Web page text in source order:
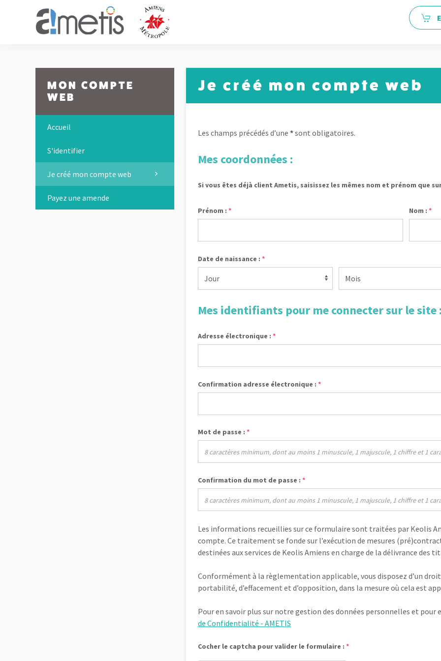
Je créé mon compte web
Les champs précédés d’une *sont obligatoires.
Mes coordonnées :
Si vous êtes déjà client Ametis, saisissez les mêmes nom et prénom que
Prénom : * Nom : *
Date de naissance : *
Mes identifiants pour me connecter sur le site
Adresse électronique : *
Confirmation adresse électronique : *
Mot de passe : *
Confirmation du mot de passe : *
Les informations recueillies sur ce formulaire sont traitées par Keolis
compte. Ce traitement se fonde sur l’exécution de mesures
destinées aux services de Keolis Amiens en charge de la délivrance des
Conformément à la règlementation applicable, vous disposez d’un
portabilité, d’effacement et d’opposition, dans la mesure où cela est
Pour en savoir plus sur notre gestion des données personnelles et
de Confidentialité - AMETIS
Cocher le captcha pour valider le formulaire : *
MON COMPTE
WEB
Accueil
S'identifier
Je créé mon compte web
Payez une amende
Panneau de gestion des cookies